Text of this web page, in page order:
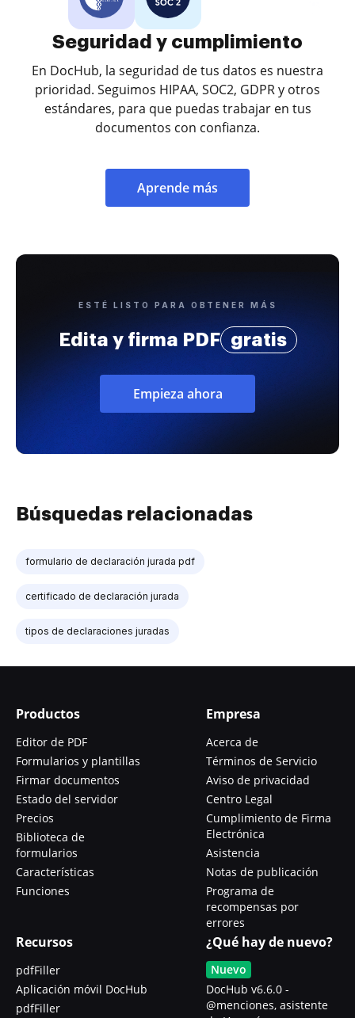
Seguridad y cumplimiento
En DocHub, la seguridad de tus datos es nuestra
prioridad. Seguimos HIPAA, SOC2, GDPR y otros
estándares, para que puedas trabajar en tus
documentos con confianza.
Aprende más
ESTÉ LISTO PARA OBTENER MÁS
Edita y firma PDF gratis
Empieza ahora
Búsquedas relacionadas
formulario de declaración jurada pdf
certificado de declaración jurada
tipos de declaraciones juradas
Productos
Editor de PDF
Formularios y plantillas
Firmar documentos
Estado del servidor
Precios
Biblioteca de
formularios
Características
Funciones
Empresa
Acerca de
Términos de Servicio
Aviso de privacidad
Centro Legal
Cumplimiento de Firma
Electrónica
Asistencia
Notas de publicación
Programa de
recompensas por
errores
Recursos
pdfFiller
Aplicación móvil DocHub
pdfFiller
¿Qué hay de nuevo?
Nuevo
DocHub v6.6.0 -
@menciones, asistente